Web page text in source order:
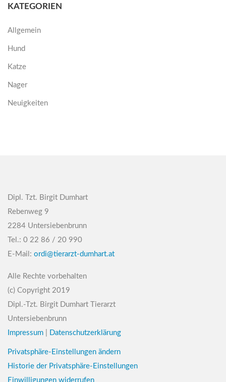
KATEGORIEN
Allgemein
Hund
Katze
Nager
Neuigkeiten
Dipl. Tzt. Birgit Dumhart
Rebenweg 9
2284 Untersiebenbrunn
Tel.: 0 22 86 / 20 990
E-Mail: ordi@tierarzt-dumhart.at
Alle Rechte vorbehalten
(c) Copyright 2019
Dipl.-Tzt. Birgit Dumhart Tierarzt
Untersiebenbrunn
Impressum
Datenschutzerklärung
Privatsphäre-Einstellungen ändern
Historie der Privatsphäre-Einstellungen
Einwilligungen widerrufen